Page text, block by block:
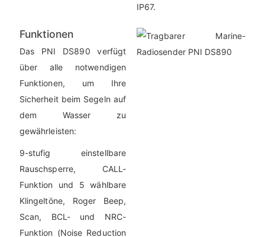
IP67.
Funktionen
Das PNI DS890 verfügt
über alle notwendigen
Funktionen, um Ihre
Sicherheit beim Segeln auf
dem Wasser zu
gewährleisten:
9-stufig einstellbare
Rauschsperre, CALL-
Funktion und 5 wählbare
Klingeltöne, Roger Beep,
Scan, BCL- und NRC-
Funktion (Noise Reduction